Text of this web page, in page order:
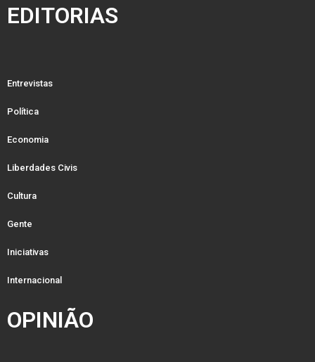
EDITORIAS
Entrevistas
Política
Economia
Liberdades Civis
Cultura
Gente
Iniciativas
Internacional
OPINIÃO